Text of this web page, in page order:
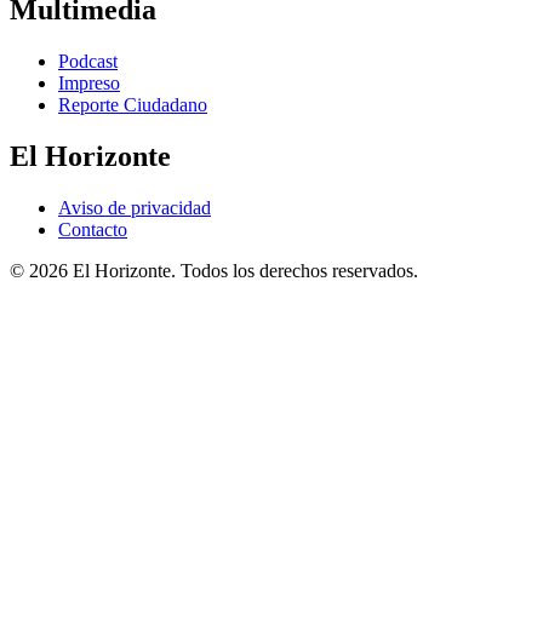
Multimedia
Podcast
Impreso
Reporte Ciudadano
El Horizonte
Aviso de privacidad
Contacto
© 2026 El Horizonte. Todos los derechos reservados.